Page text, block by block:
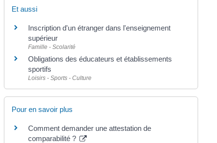
Et aussi
Inscription d'un étranger dans l'enseignement
supérieur
Famille - Scolarité
Obligations des éducateurs et établissements
sportifs
Loisirs - Sports - Culture
Pour en savoir plus
Comment demander une attestation de
comparabilité ?